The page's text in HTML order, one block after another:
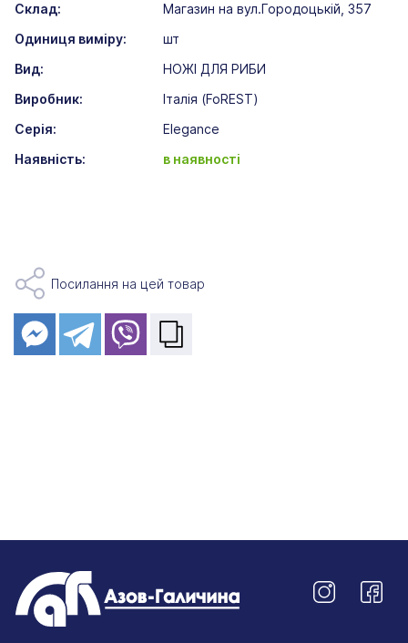
Склад:
Магазин на вул.Городоцькій, 357
Одиниця виміру:
шт
Вид:
НОЖІ ДЛЯ РИБИ
Виробник:
Італія (FoREST)
Серія:
Elegance
Наявність:
в наявності
Посилання на цей товар